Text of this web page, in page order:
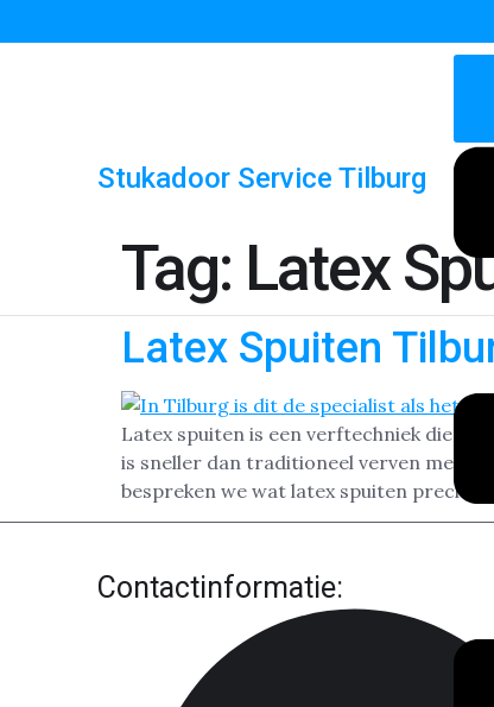
Stukadoor Service Tilburg
Tag: Latex
Latex Spuiten
Latex spuiten is een verftechniek die
is sneller dan traditioneel verven met
bespreken we wat latex spuiten precies
Contactinformatie: